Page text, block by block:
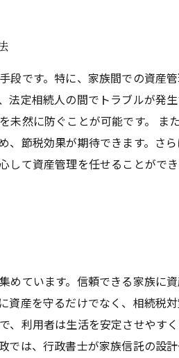
です。特に、家族間での資産
定相続人の間でトラブルが発
然に防ぐことが可能です。
節税効果が期待できます。さ
て資産管理を任せることがで
ています。信頼できる家族に
産を守るだけでなく、相続税
利用者は生活を安定させやす
では、行政書士が家族信託の設